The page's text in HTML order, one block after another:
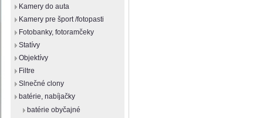
Kamery do auta
Kamery pre šport /fotopasti
Fotobanky, fotoramčeky
Statívy
Objektívy
Filtre
Slnečné clony
batérie, nabíjačky
batérie obyčajné